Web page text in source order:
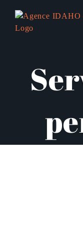
contenu